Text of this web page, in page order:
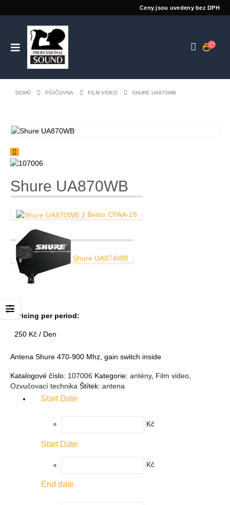
Ceny jsou uvedeny bez DPH
DOMŮ PŮJČOVNA FILM VIDEO SHURE UA870WB
Shure UA870WB
Betso CPAA-18
Shure UA874WB
Pricing per period:
250 Kč / Den
Antena Shure 470-900 Mhz, gain switch inside
Katalogové číslo: 107006 Kategorie: antény, Film video
Ozvučovací technika Štítek: antena
Start Date
Kč
Start Date
Kč
End date